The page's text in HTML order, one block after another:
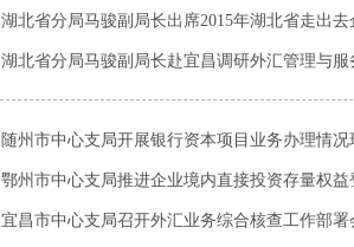
湖北省分局马骏副局长出席2015年湖北省走出
湖北省分局马骏副局长赴宜昌调研外汇管理与服
随州市中心支局开展银行资本项目业务办理情况
鄂州市中心支局推进企业境内直接投资存量权益
宜昌市中心支局召开外汇业务综合核查工作部署